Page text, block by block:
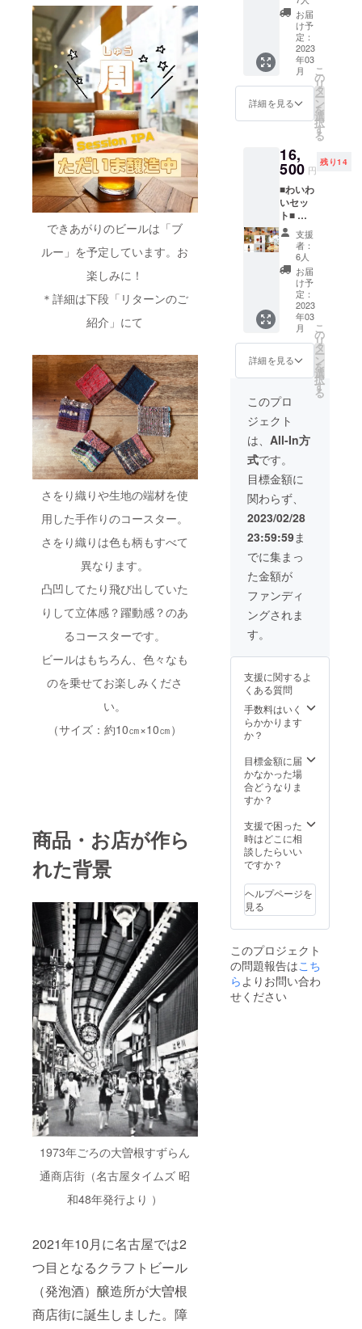
できあがりのビールは「ブ
ルー」を予定しています。お
楽しみに！
＊詳細は下段「リターンのご
紹介」にて
さをり織りや生地の端材を使
用した手作りのコースター。
さをり織りは色も柄もすべて
異なります。
凸凹してたり飛び出していた
りして立体感？躍動感？のあ
るコースターです。
ビールはもちろん、色々なも
のを乗せてお楽しみくださ
い。
（サイズ：約10㎝×10㎝）
商品・お店が作ら
れた背景
1973年ごろの大曽根すずらん
通商店街（名古屋タイムズ 昭
和48年発行より ）
2021年10月に名古屋では2
つ目となるクラフトビール
（発泡酒）醸造所が大曽根
商店街に誕生しました。障
営、実施し
ています。
2014年に立
ち上がった
「MO-YA-
CO UNIQUE
PRODUCT!
YA-COの精
神を基盤に
商品開発、
イベント企
画・運営、
他団体や企
業との協働
に取組み続
す。障害者
が自分の人
生を自分ら
しく設計す
きる地域や
環境、機能
と仕組みを
つくってい
きたいと思
います。
せん。
ネー
ジュ ・
メヒカ
リ油漬
け ・メ
ヒカ
リーパ
ウチ×2
ター×2
枚 ※20
歳未満
の者に
よる飲
酒は法
令で禁
止され
ていま
す。20
歳未満
の方は
このリ
ターン
を選択
できま
せん。
「周」
含む4種
入り
【セッ
ト内
容】 ・
オレの
ネコ
・アッ
チャモ
Trigger
・
周 ・
ペッ
パー
チーズ
クッ
キー ・
めひか
りぼう
る ・メ
ヒカリ
油漬け
・深海
味ラー
メン2食
入り ・
コース
ター×2
枚 ※20
歳未満
の者に
よる飲
酒は法
令で禁
止され
ていま
す。20
歳未満
の方は
このリ
ターン
を選択
できま
せん。
お届
け予
定：
2023
年03
月
詳細を見る
こ
の
リ
タ
ー
ン
を
選
択
す
る
16,
500 円
残り14
■わいわ
いセッ
ト■ 限
定20
セッ
ト！定
番クラ
フト
ビール3
種＋新
発売
「周」
含む12
本入り
【セッ
ト内
容】 ・
KENZO
IPA×2
本 ・
Future
Tree×2
本 ・
Pop
Eyes×2
本 ・
きしめ
んだも
んで×2
本 ・オ
レのネ
コ ・
アッ
チャモ
・周 ・
クッ
キー ・
ペッ
パー
チーズ
キー ・
ブール
ドネー
ジュ ・
ニブ
クッ
キー ・
めひか
る ・メ
ヒカリ
油漬け
×2缶 ・
織り
コース
ター×2
枚 ※20
歳未満
支援
者：
6人
お届
け予
定：
2023
年03
月
詳細を見る
こ
の
リ
タ
ー
ン
を
選
択
す
る
このプロ
ジェクト
は、 All-In方
式です。
目標金額に
関わらず、
2023/02/28
23:59:59ま
でに集まっ
た金額が
ファンディ
ングされま
す。
支援に関するよ
くある質問
手数料はいく
らかかります
か？
目標金額に届
かなかった場
合どうなりま
すか？
支援で困った
時はどこに相
談したらいい
ですか？
ヘルプページを
見る
このプロジェクト
の問題報告はこち
ら よりお問い合わ
せください